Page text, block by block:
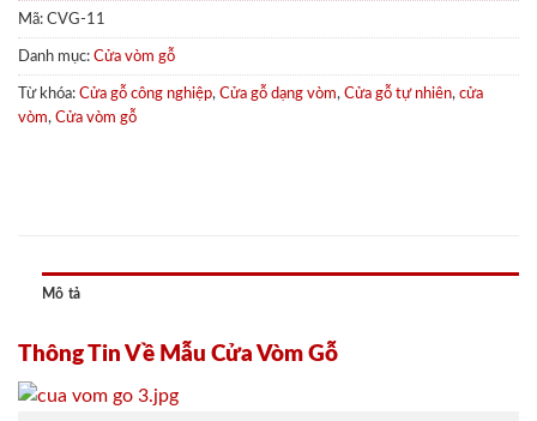
Mã: CVG-11
Danh mục: Cửa vòm gỗ
Từ khóa: Cửa gỗ công nghiệp, Cửa gỗ dạng vòm, Cửa gỗ tự nhiên, cửa
vòm, Cửa vòm gỗ
Mô tả
Thông Tin Về Mẫu Cửa Vòm Gỗ